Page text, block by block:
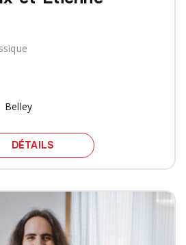
Belley
DÉTAILS SPECTACLE SIMON